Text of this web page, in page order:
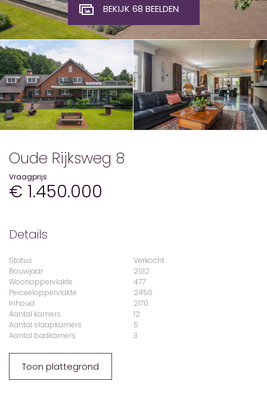
BEKIJK 68 BEELDEN
Oude Rijksweg 8
Vraagprijs
€ 1.450.000
Details
Status
Verkocht
Bouwjaar
2012
Woonoppervlakte
477
Perceeloppervlakte
2450
Inhoud
2170
Aantal kamers
12
Aantal slaapkamers
5
Aantal badkamers
3
Toon plattegrond